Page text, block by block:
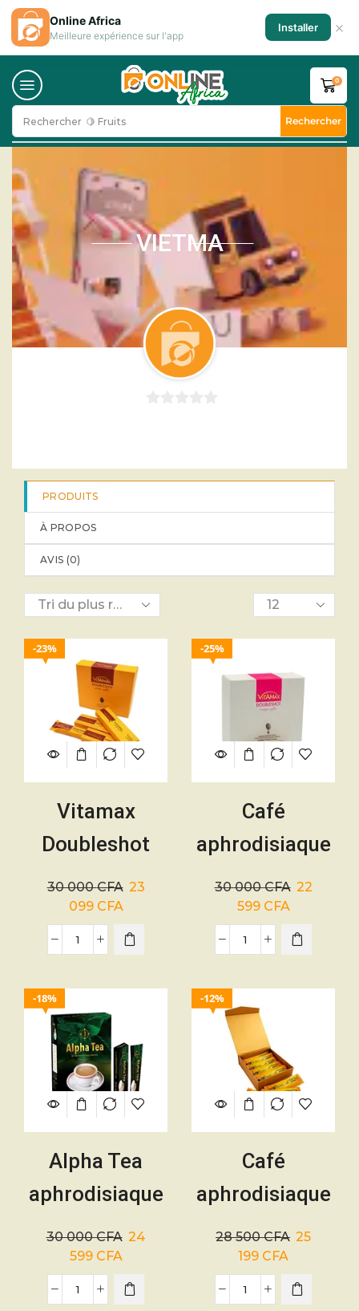
Rechercher 🍋 Fruits Rechercher
0
VIETMA
PRODUITS
À PROPOS
AVIS (0)
23%
Vitamax
Doubleshot
Energy coffee
Homme –
Aphrodisiaque
30 000CFA 23
099 CFA
25%
Café
aphrodisiaque
Vitamax
Doubleshot
femme – 10
30 000CFA 22
599 CFA
18%
Alpha Tea
aphrodisiaque
– 10 sachets –
Homme
30 000CFA 24
599 CFA
12%
Café
aphrodisiaque
Bio Herbs –
Homme
28 500CFA 25
199 CFA
Online Africa
Meilleure expérience sur l'app
Installer ×